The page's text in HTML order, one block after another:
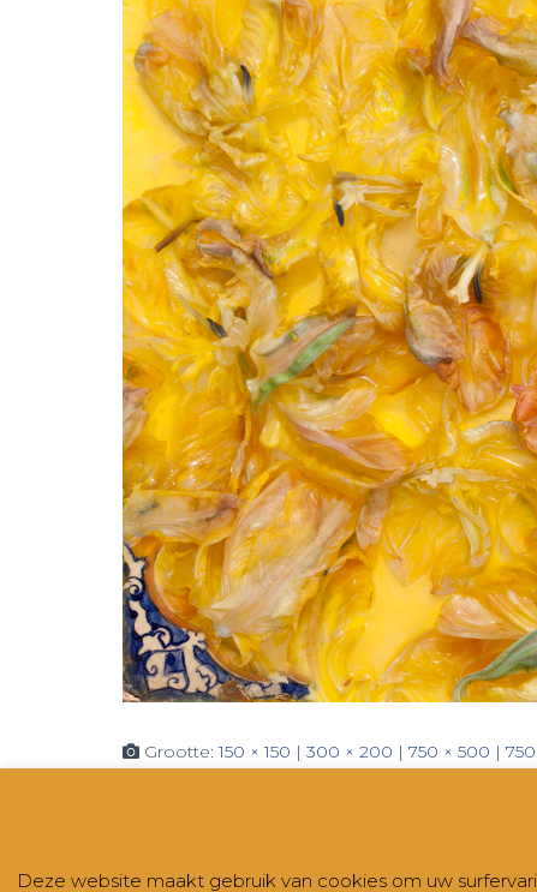
Grootte:150 × 150 | 300 × 200 | 750 × 500 |
Deze website maakt gebruik van cookies om uw